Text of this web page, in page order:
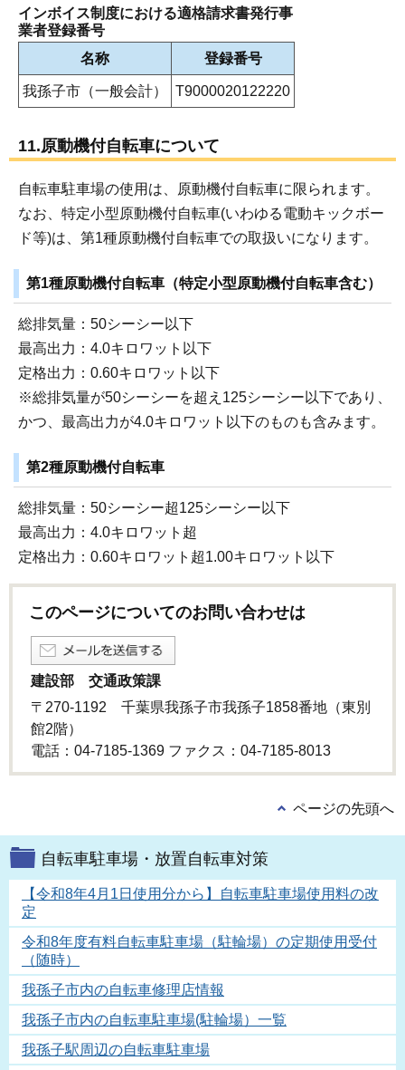
インボイス制度における適格請求書発行事
業者登録番号
名称
登録番号
我孫子市（一般会計） T9000020122220
11.原動機付自転車について
自転車駐車場の使用は、原動機付自転車に限られます。
なお、特定小型原動機付自転車(いわゆる電動キックボー
ド等)は、第1種原動機付自転車での取扱いになります。
第1種原動機付自転車（特定小型原動機付自転車含む）
総排気量：50シーシー以下
最高出力：4.0キロワット以下
定格出力：0.60キロワット以下
※総排気量が50シーシーを超え125シーシー以下であり、
かつ、最高出力が4.0キロワット以下のものも含みます。
第2種原動機付自転車
総排気量：50シーシー超125シーシー以下
最高出力：4.0キロワット超
定格出力：0.60キロワット超1.00キロワット以下
このページについてのお問い合わせは
建設部 交通政策課
〒270-1192 千葉県我孫子市我孫子1858番地（東別
館2階）
電話：04-7185-1369 ファクス：04-7185-8013
ページの先頭へ
自転車駐車場・放置自転車対策
【令和8年4月1日使用分から】自転車駐車場使用料の改
定
令和8年度有料自転車駐車場（駐輪場）の定期使用受付
（随時）
我孫子市内の自転車修理店情報
我孫子市内の自転車駐車場(駐輪場）一覧
我孫子駅周辺の自転車駐車場